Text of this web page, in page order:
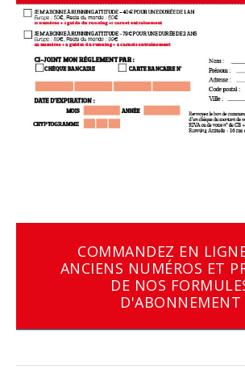
COMMANDEZ EN
ANCIENS NUMÉROS ET
DE NOS
D'ABONNEMENT